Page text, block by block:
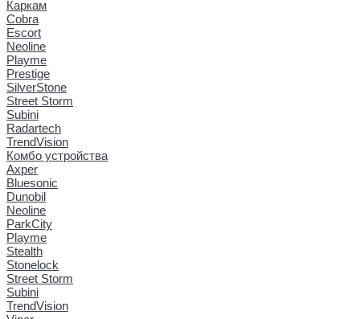
Каркам
Cobra
Escort
Neoline
Playme
Prestige
SilverStone
Street Storm
Subini
Radartech
TrendVision
Комбо устройства
Axper
Bluesonic
Dunobil
Neoline
ParkCity
Playme
Stealth
Stonelock
Street Storm
Subini
TrendVision